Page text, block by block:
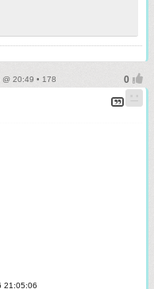
20:49 • 178
21:05:06